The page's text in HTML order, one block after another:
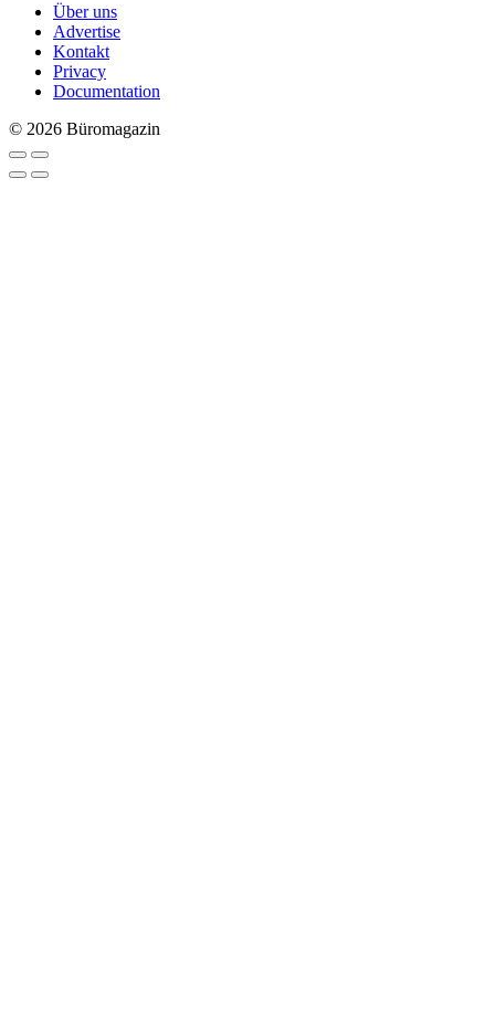
Über uns
Advertise
Kontakt
Privacy
Documentation
© 2026 Büromagazin